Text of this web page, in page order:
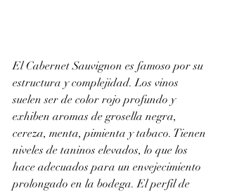
El Cabernet Sauvignon es famoso por su
estructura y complejidad. Los vinos
suelen ser de color rojo profundo y
exhiben aromas de grosella negra,
cereza, menta, pimienta y tabaco. Tienen
niveles de taninos elevados, lo que los
hace adecuados para un envejecimiento
prolongado en la bodega. El perfil de